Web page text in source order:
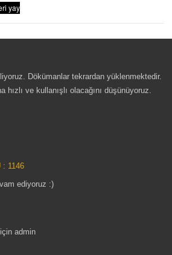
Dökümanlar tekrardan yüklenmektedir.
ve kullanışlı olacağını düşünüyoruz.
: 1146
ediyoruz :)
içinadmin